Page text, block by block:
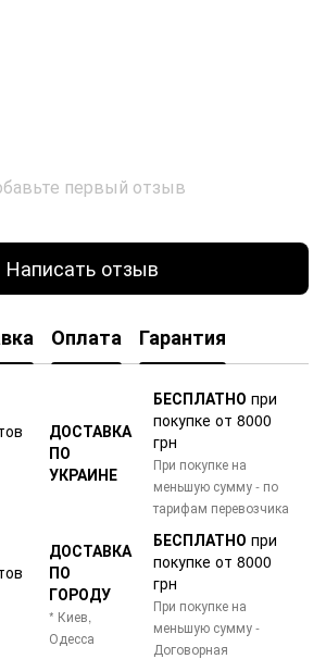
первый отзыв
Написать отзыв
Оплата Гарантия
ДОСТАВКА
ПО
УКРАИНЕ
БЕСПЛАТНО при
покупке от 8000
грн
При покупке на
меньшую сумму - по
тарифам перевозчика
ДОСТАВКА
ПО
ГОРОДУ
* Киев,
Одесса
БЕСПЛАТНО при
покупке от 8000
грн
При покупке на
меньшую сумму -
Договорная